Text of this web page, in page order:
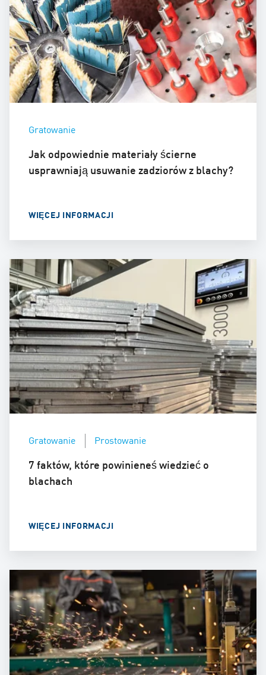
Gratowanie
Jak odpowiednie materiały ścierne
usprawniają usuwanie zadziorów z blachy?
WIĘCEJ INFORMACJI
Gratowanie Prostowanie
7 faktów, które powinieneś wiedzieć o
blachach
WIĘCEJ INFORMACJI